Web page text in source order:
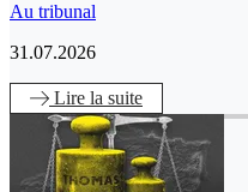
Au tribunal
31.07.2026
Lire la suite